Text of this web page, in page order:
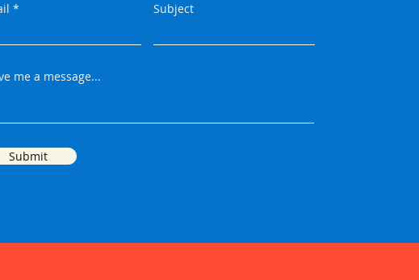
Subject
me a message...
Submit